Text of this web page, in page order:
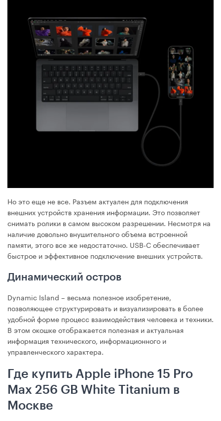
Но это еще не все. Разъем актуален для подключения
внешних устройств хранения информации. Это позволяет
снимать ролики в самом высоком разрешении. Несмотря на
наличие довольно внушительного объема встроенной
памяти, этого все же недостаточно. USB-C обеспечивает
быстрое и эффективное подключение внешних устройств.
Динамический остров
Dynamic Island – весьма полезное изобретение,
позволяющее структурировать и визуализировать в более
удобной форме процесс взаимодействия человека и техники.
В этом окошке отображается полезная и актуальная
информация технического, информационного и
управленческого характера.
Где купить Apple iPhone 15 Pro
Max 256 GB White Titanium в
Москве